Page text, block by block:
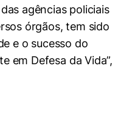
agências policiais
órgãos, tem sido
e o sucesso do
em Defesa da Vida”,